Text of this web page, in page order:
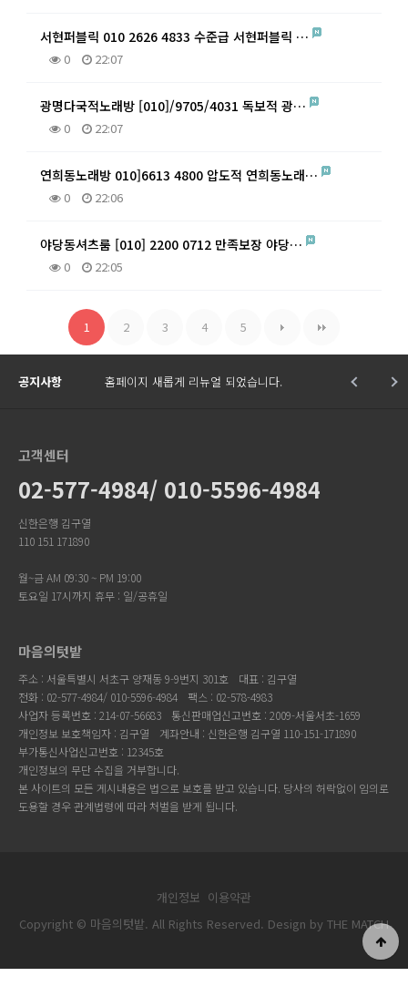
서현퍼블릭 010 2626 4833 수준급 서현퍼블릭 …
0 22:07
광명다국적노래방 [010]/9705/4031 독보적 광…
0 22:07
연희동노래방 010]6613 4800 압도적 연희동노래…
0 22:06
야당동셔츠룸 [010] 2200 0712 만족보장 야당…
0 22:05
1 2 3 4 5
공지사항 홈페이지 새롭게 리뉴얼 되었습니다.
고객센터
02-577-4984/ 010-5596-4984
신한은행 김구열
110 151 171890
월~금 AM 09:30 ~ PM 19:00
토요일 17시까지 휴무 : 일/공휴일
마음의텃밭
주소 : 서울특별시 서초구 양재동 9-9번지 301호
대표 : 김구열
전화 : 02-577-4984/ 010-5596-4984
팩스 : 02-578-4983
사업자 등록번호 : 214-07-56683
통신판매업신고번호 : 2009-서울서초-1659
개인정보 보호책임자 : 김구열
계좌안내 : 신한은행 김구열 110-151-171890
부가통신사업신고번호 : 12345호
개인정보의 무단 수집을 거부합니다.
본 사이트의 모든 게시내용은 법으로 보호를 받고 있습니다. 당사의 허락없이 임의로
도용할 경우 관계법령에 따라 처벌을 받게 됩니다.
개인정보 이용약관
Copyright © 마음의텃밭. All Rights Reserved. Design by THE MATCH